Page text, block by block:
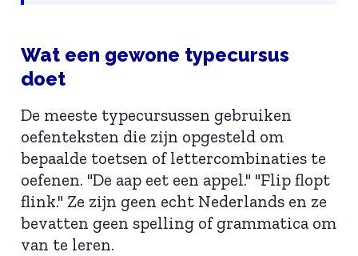
Wat een gewone typecursus
doet
De meeste typecursussen gebruiken
oefenteksten die zijn opgesteld om
bepaalde toetsen of lettercombinaties te
oefenen. "De aap eet een appel." "Flip flopt
flink." Ze zijn geen echt Nederlands en ze
bevatten geen spelling of grammatica om
van te leren.